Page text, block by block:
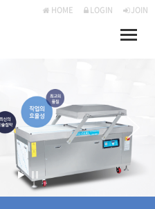
HOME LOGIN JOIN
Toggle